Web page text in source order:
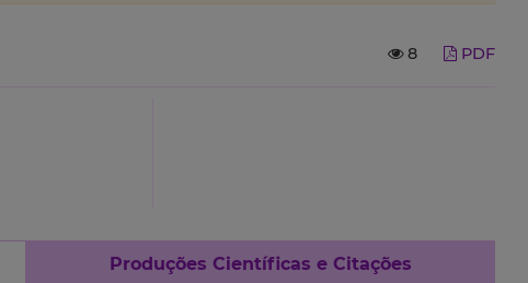
8 PDF
Produções Científicas e Citações